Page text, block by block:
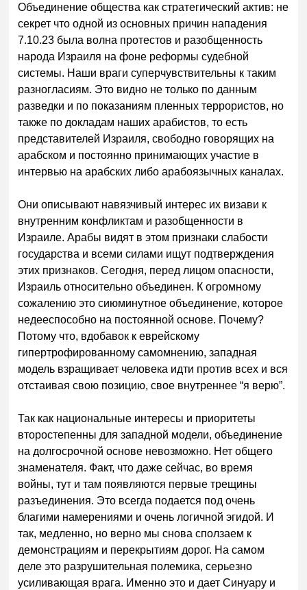
Объединение общества как стратегический актив: не
секрет что одной из основных причин нападения
7.10.23 была волна протестов и разобщенность
народа Израиля на фоне реформы судебной
системы. Наши враги суперчувствительны к таким
разногласиям. Это видно не только по данным
разведки и по показаниям пленных террористов, но
также по докладам наших арабистов, то есть
представителей Израиля, свободно говорящих на
арабском и постоянно принимающих участие в
интервью на арабских либо арабоязычных каналах.
Они описывают навязчивый интерес их визави к
внутренним конфликтам и разобщенности в
Израиле. Арабы видят в этом признаки слабости
государства и всеми силами ищут подтверждения
этих признаков. Сегодня, перед лицом опасности,
Израиль относительно объединен. К огромному
сожалению это сиюминутное объединение, которое
недееспособно на постоянной основе. Почему?
Потому что, вдобавок к еврейскому
гипертрофированному самомнению, западная
модель взращивает человека идти против всех и вся
отстаивая свою позицию, свое внутреннее “я верю”.
Так как национальные интересы и приоритеты
второстепенны для западной модели, объединение
на долгосрочной основе невозможно. Нет общего
знаменателя. Факт, что даже сейчас, во время
войны, тут и там появляются первые трещины
разъединения. Это всегда подается под очень
благими намерениями и очень логичной эгидой. И
так, медленно, но верно мы снова сползаем к
демонстрациям и перекрытиям дорог. На самом
деле это разрушительная полемика, серьезно
усиливающая врага. Именно это и дает Синуару и